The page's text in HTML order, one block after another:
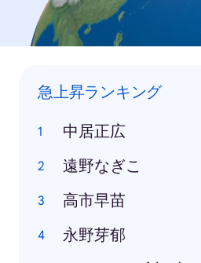
急上昇ランキング
中居正広
遠野なぎこ
高市早苗
永野芽郁